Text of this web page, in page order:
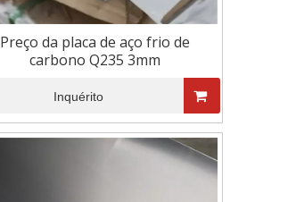
Preço da placa de aço frio de
carbono Q235 3mm
Inquérito